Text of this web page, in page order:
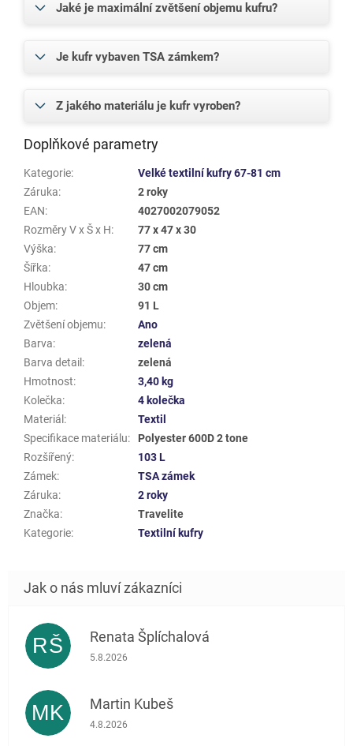
Jaké je maximální zvětšení objemu kufru?
Je kufr vybaven TSA zámkem?
Z jakého materiálu je kufr vyroben?
Doplňkové parametry
Kategorie:
Velké textilní kufry 67-81 cm
Záruka:
2 roky
EAN:
4027002079052
Rozměry V x Š x H:
77 x 47 x 30
Výška:
77 cm
Šířka:
47 cm
Hloubka:
30 cm
Objem:
91 L
Zvětšení objemu:
Ano
Barva:
zelená
Barva detail :
zelená
Hmotnost:
3,40 kg
Kolečka:
4 kolečka
Materiál :
Textil
Specifikace materiálu:
Polyester 600D 2 tone
Rozšířený:
103 L
Zámek:
TSA zámek
Záruka:
2 roky
Značka:
Travelite
Kategorie: Textilní kufry
RŠ Renata Šplíchalová
Hodnocení obchodu je 5 z 5 hvězdiček.
5.8.2026
MK Martin Kubeš
Hodnocení obchodu je 5 z 5 hvězdiček.
4.8.2026